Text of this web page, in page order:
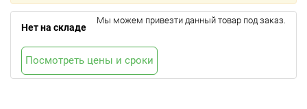
Нет на складе
Мы можем привезти данный товар под заказ.
Посмотреть цены и сроки